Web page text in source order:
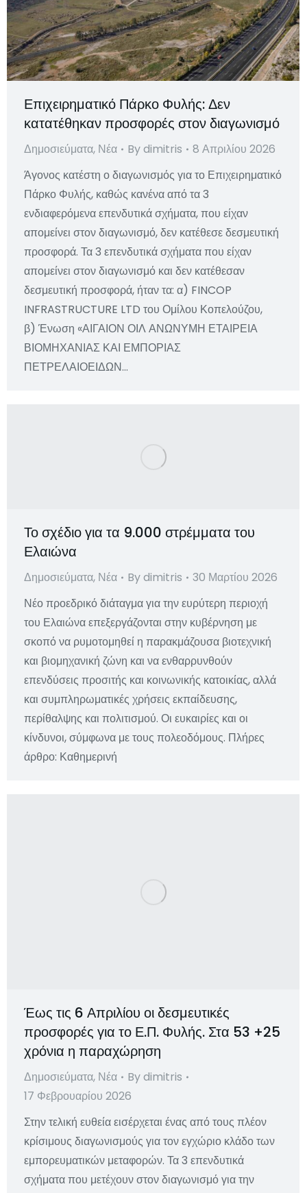
Επιχειρηματικό Πάρκο Φυλής: Δεν
κατατέθηκαν προσφορές στον διαγωνισμό
Δημοσιεύματα, Νέα Bydimitris
8 Απριλίου 2026
Άγονος κατέστη ο διαγωνισμός για το Επιχειρηματικό
Πάρκο Φυλής, καθώς κανένα από τα 3
ενδιαφερόμενα επενδυτικά σχήματα, που είχαν
απομείνει στον διαγωνισμό, δεν κατέθεσε δεσμευτική
προσφορά. Τα 3 επενδυτικά σχήματα που είχαν
απομείνει στον διαγωνισμό και δεν κατέθεσαν
δεσμευτική προσφορά, ήταν τα: α) FINCOP
INFRASTRUCTURE LTD του Ομίλου Κοπελούζου,
β) Ένωση «ΑΙΓΑΙΟΝ ΟΙΛ ΑΝΩΝΥΜΗ ΕΤΑΙΡΕΙΑ
ΒΙΟΜΗΧΑΝΙΑΣ ΚΑΙ ΕΜΠΟΡΙΑΣ
ΠΕΤΡΕΛΑΙΟΕΙΔΩΝ…
Το σχέδιο για τα 9.000 στρέμματα του
Ελαιώνα
Δημοσιεύματα, Νέα Bydimitris
30 Μαρτίου 2026
Νέο προεδρικό διάταγμα για την ευρύτερη περιοχή
του Ελαιώνα επεξεργάζονται στην κυβέρνηση με
σκοπό να ρυμοτομηθεί η παρακμάζουσα βιοτεχνική
και βιομηχανική ζώνη και να ενθαρρυνθούν
επενδύσεις προσιτής και κοινωνικής κατοικίας, αλλά
και συμπληρωματικές χρήσεις εκπαίδευσης,
περίθαλψης και πολιτισμού. Οι ευκαιρίες και οι
κίνδυνοι, σύμφωνα με τους πολεοδόμους. Πλήρες
άρθρο: Καθημερινή
Έως τις 6 Απριλίου οι δεσμευτικές
προσφορές για το Ε.Π. Φυλής. Στα 53 +25
χρόνια η παραχώρηση
Δημοσιεύματα, Νέα Bydimitris
17 Φεβρουαρίου 2026
Στην τελική ευθεία εισέρχεται ένας από τους πλέον
κρίσιμους διαγωνισμούς για τον εγχώριο κλάδο των
εμπορευματικών μεταφορών. Τα 3 επενδυτικά
σχήματα που μετέχουν στον διαγωνισμό για την